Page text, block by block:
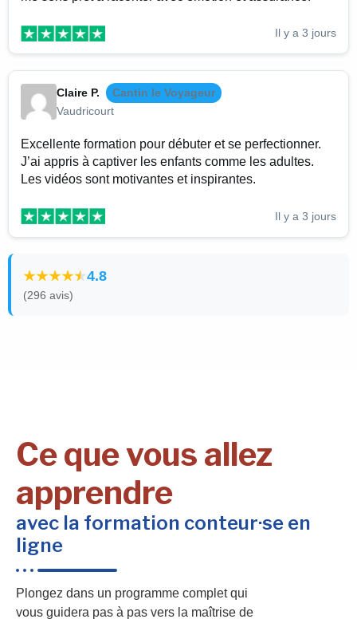
Il y a 3 jours
Claire P.
Cantin le Voyageur
Vaudricourt
Excellente formation pour débuter et se perfectionner.
J’ai appris à captiver les enfants comme les adultes.
Les vidéos sont motivantes et inspirantes.
Il y a 3 jours
4.8
(296 avis)
Ce que vous allez
apprendre
avec la formation conteur·se en
ligne
Plongez dans un programme complet qui
vous guidera pas à pas vers la maîtrise de